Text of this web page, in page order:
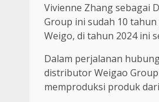
Vivienne Zhang sebagai
Group ini sudah 10
Weigo, di tahun 2024 ini
Dalam perjalanan
distributor Weigao
memproduksi produk